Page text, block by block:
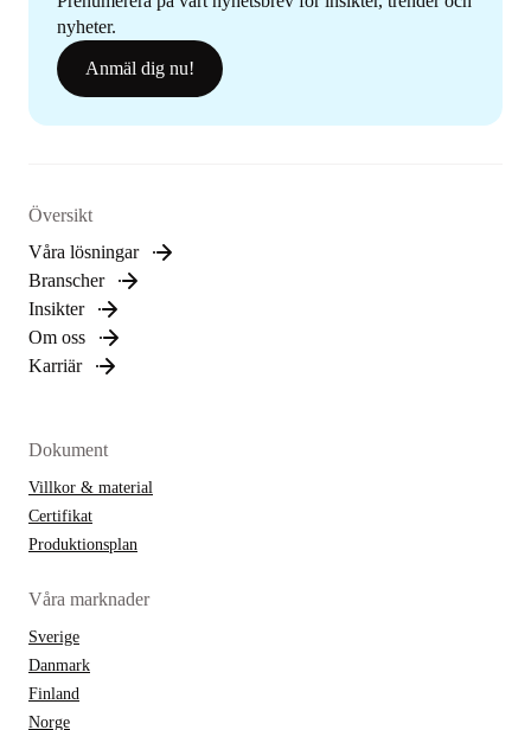
nyheter.
Anmäl dig nu!
Översikt
Våra lösningar
Branscher
Insikter
Om oss
Karriär
Dokument
Villkor & material
Certifikat
Produktionsplan
Våra marknader
Sverige
Danmark
Finland
Norge